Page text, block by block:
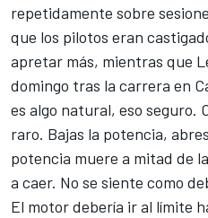
repetidamente sobre
que los pilotos eran
apretar más, mientras que
domingo tras la carrera en
es algo natural, eso seguro.
raro. Bajas la potencia,
potencia muere a mitad de
a caer. No se siente como
El motor debería ir al límite